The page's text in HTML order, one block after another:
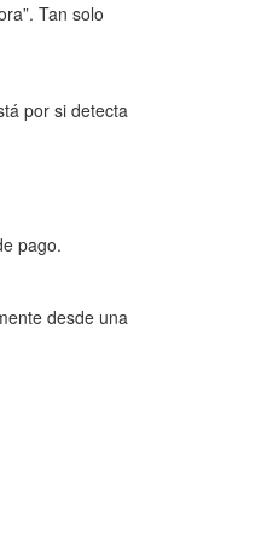
Tan solo
por si detecta
pago.
desde una